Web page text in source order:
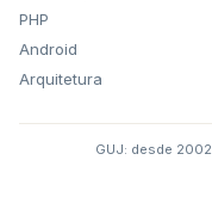
PHP
Android
Arquitetura
GUJ: desde